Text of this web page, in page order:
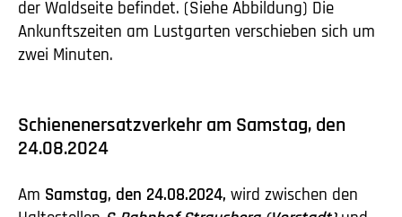
der Waldseite befindet. (Siehe Abbildung) Die
Ankunftszeiten am Lustgarten verschieben sich um
zwei Minuten.
Schienenersatzverkehr am Samstag, den
24.08.2024
Am Samstag, den 24.08.2024, wird zwischen den